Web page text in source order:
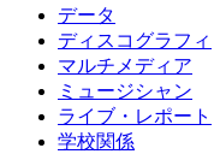
データ
ディスコグラフィ
マルチメディア
ミュージシャン
ライブ・レポート
学校関係